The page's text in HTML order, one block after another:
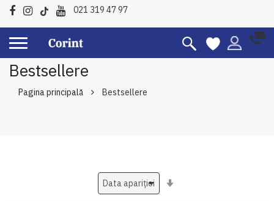
021 319 47 97
Bestsellere
Pagina principală Bestsellere